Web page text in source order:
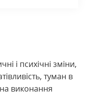
і психічні зміни,
туман в
на виконання